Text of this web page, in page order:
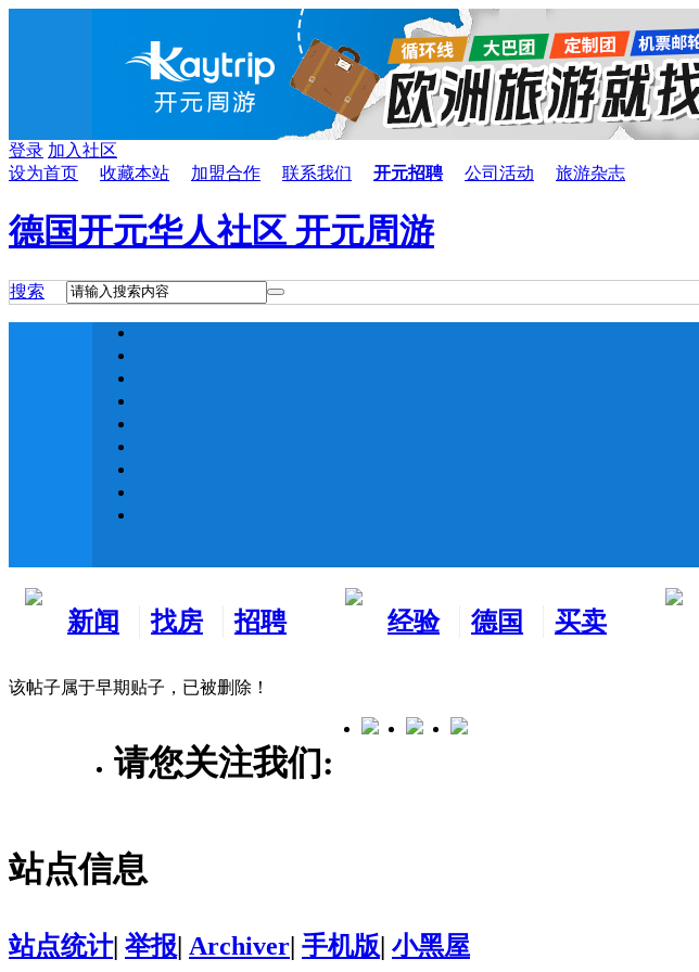
登录 加入社区
设为首页
收藏本站 加盟合作 联系我们 开元招聘 公司活动 旅游杂志
德国开元华人社区 开元周游
搜索
新闻
找房
招聘
经验
德国
买卖
该帖子属于早期贴子，已被删除！
请您关注我们:
站点信息
站点统计| 举报| Archiver| 手机版| 小黑屋